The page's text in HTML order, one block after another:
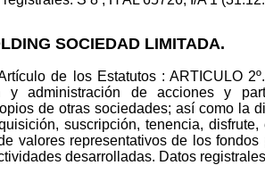
SOCIEDAD LIMITADA.
de los Estatutos : ARTICULO
y administración de acciones y
de otras sociedades; así como la
suscripción, tenencia,
valores representativos de los
desarrolladas. Datos